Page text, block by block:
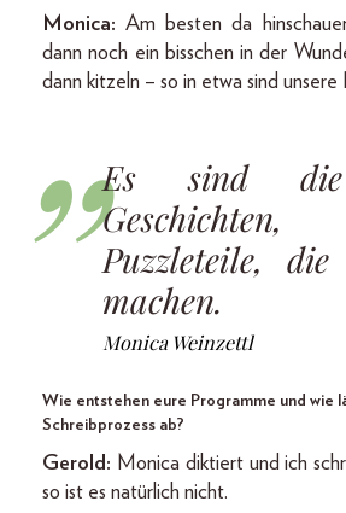
Monica: Am besten da
dann noch ein bisschen in der
dann kitzeln – so in etwa sind unsere
Es sind die
Puzzleteile,
machen.
Monica Weinzettl
Wie entstehen eure Programme und wie
Schreibprozess ab?
Gerold: Monica diktiert und ich
so ist es natürlich nicht.